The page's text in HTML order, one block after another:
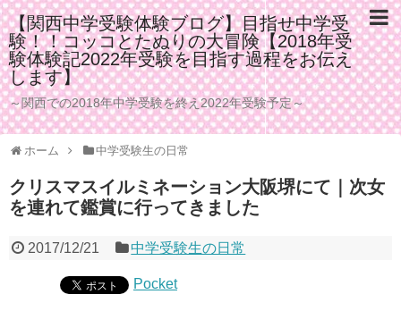
【関西中学受験体験ブログ】目指せ中学受
験！！コッコとたぬりの大冒険【2018年受
験体験記2022年受験を目指す過程をお伝え
します】
～関西での2018年中学受験を終え2022年受験予定～
ホーム 中学受験生の日常
クリスマスイルミネーション大阪堺にて｜次女
を連れて鑑賞に行ってきました
2017/12/21 中学受験生の日常
Pocket